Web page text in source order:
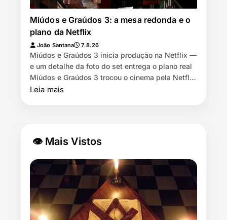
Miúdos e Graúdos 3: a mesa redonda e o
plano da Netflix
João Santana 7.8.26
Miúdos e Graúdos 3 inicia produção na Netflix —
e um detalhe da foto do set entrega o plano real
Miúdos e Graúdos 3 trocou o cinema pela Netflix
⏱️ 7 min de leitura …
Leia mais
👁 Mais Vistos